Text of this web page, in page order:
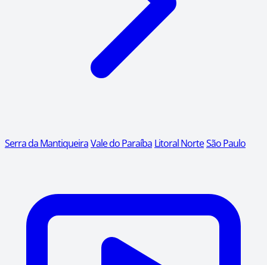
Serra da MantiqueiraVale do Paraíba Litoral NorteSão Paulo